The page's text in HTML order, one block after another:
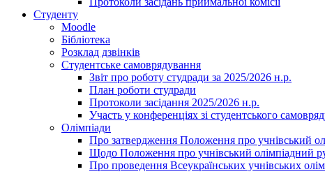
Студенту
Moodle
Бібліотека
Розклад дзвінків
Студентське самоврядування
Звіт про роботу студради за 2025/2026 н.р.
План роботи студради
Протоколи засідання 2025/2026 н.р.
Участь у конференціях зі студентського
Олімпіади
Про затвердження Положення про учнівський
Щодо Положення про учнівський олімпіадний
Про проведення Всеукраїнських учнівських